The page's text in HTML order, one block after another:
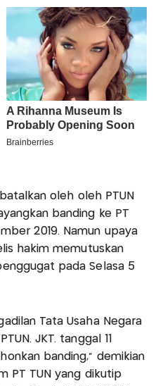
oleh oleh PTUN
banding ke PT
2019. Namun upaya
hakim memutuskan
pada Selasa 5
Tata Usaha Negara
JKT. tanggal 11
banding," demikian
PT TUN yang dikutip